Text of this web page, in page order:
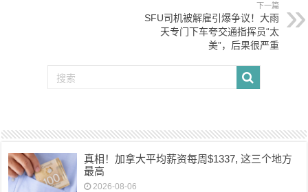
下一篇
SFU司机被解雇引爆争议！大雨
天专门下车夸交通指挥员“太
美”，后果很严重
真相！加拿大平均薪资每周$1337, 这三个地方
最高
2026-08-06